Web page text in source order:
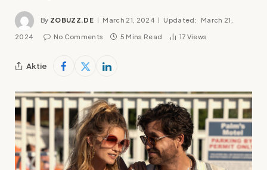
By ZOBUZZ.DE March 21, 2024 Updated: March 21,
2024 No Comments 5 Mins Read 17 Views
Aktie